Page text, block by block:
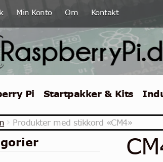
Min Konto Om Kontakt
Pi Startpakker & Kits
Produkter med stikkord «CM4»